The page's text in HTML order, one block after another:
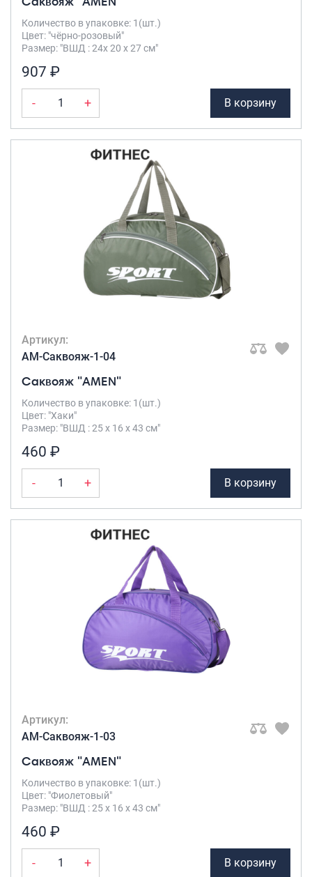
Количество в упаковке: 1(шт.)
Цвет: "чёрно-розовый"
Размер: "ВШД : 24х 20 х 27 см"
907 ₽
- + В корзину
Артикул:
AM-Саквояж-1-04
Саквояж "AMEN"
Количество в упаковке: 1(шт.)
Цвет: "Хаки"
Размер: "ВШД : 25 х 16 х 43 см"
460 ₽
- + В корзину
Артикул:
AM-Саквояж-1-03
Саквояж "AMEN"
Количество в упаковке: 1(шт.)
Цвет: "Фиолетовый"
Размер: "ВШД : 25 х 16 х 43 см"
460 ₽
- + В корзину